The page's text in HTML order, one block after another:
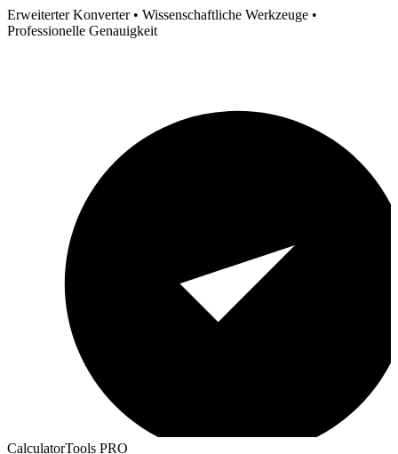
Erweiterter Konverter • Wissenschaftliche Werkzeuge •
Professionelle Genauigkeit
CalculatorTools PRO